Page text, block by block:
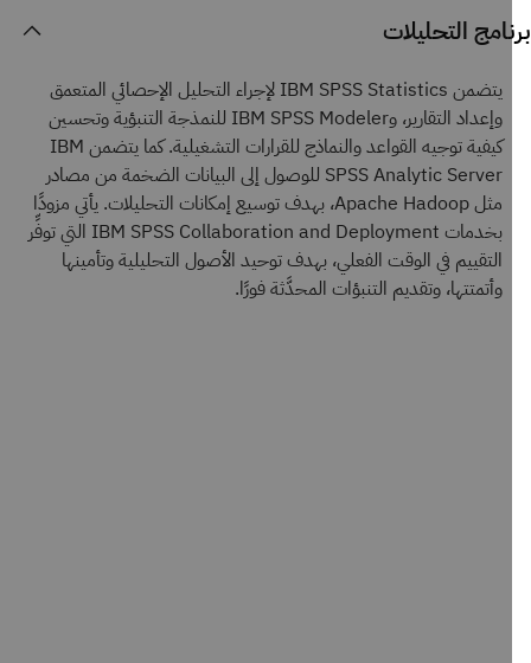
التحليلات
يتضمن IBM SPSS Statistics لإجراء التحليل الإحصائي المتعمق
وإعداد التقارير، وIBM SPSS Modeler للنمذجة التنبؤية وتحسين
كيفية توجيه القواعد والنماذج للقرارات التشغيلية. كما يتضمن IBM
SPSS Analytic Server للوصول إلى البيانات الضخمة من مصادر
مثل Apache Hadoop، بهدف توسيع إمكانات التحليلات. يأتي مزودًا
بخدمات IBM SPSS Collaboration and Deployment التي توفِّر
التقييم في الوقت الفعلي، بهدف توحيد الأصول التحليلية وتأمينها
وأتمتتها، وتقديم التنبؤات المحدَّثة فورًا.